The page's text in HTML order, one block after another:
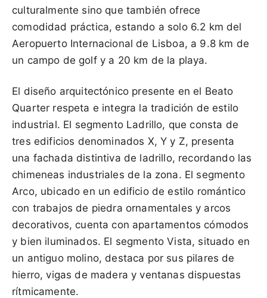
culturalmente sino que también ofrece
comodidad práctica, estando a solo 6.2 km del
Aeropuerto Internacional de Lisboa, a 9.8 km de
un campo de golf y a 20 km de la playa.
El diseño arquitectónico presente en el Beato
Quarter respeta e integra la tradición de estilo
industrial. El segmento Ladrillo, que consta de
tres edificios denominados X, Y y Z, presenta
una fachada distintiva de ladrillo, recordando las
chimeneas industriales de la zona. El segmento
Arco, ubicado en un edificio de estilo romántico
con trabajos de piedra ornamentales y arcos
decorativos, cuenta con apartamentos cómodos
y bien iluminados. El segmento Vista, situado en
un antiguo molino, destaca por sus pilares de
hierro, vigas de madera y ventanas dispuestas
rítmicamente.